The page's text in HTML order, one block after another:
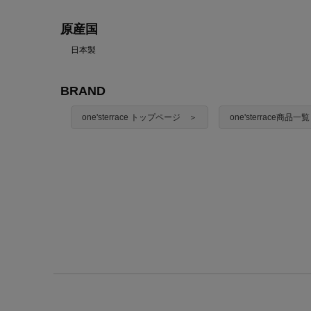
原産国
日本製
BRAND
one'sterrace トップページ ＞ one'sterrace商品一